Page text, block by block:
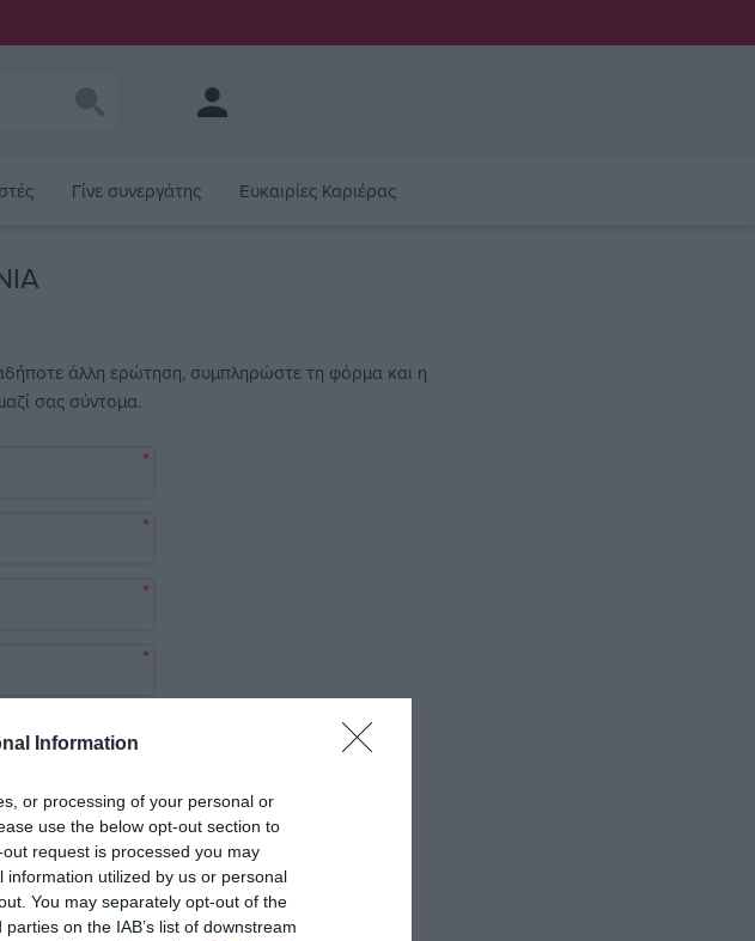
Information
or processing of your personal or
use the below opt-out section to
request is processed you may
utilized by us or personal
You may separately opt-out of the
on the IAB’s list of downstream
Γίνε συνεργάτης Ευκαιρίες Καριέρας
άλλη ερώτηση, συμπληρώστε τη φόρμα και η
σας σύντομα.
*
*
*
*